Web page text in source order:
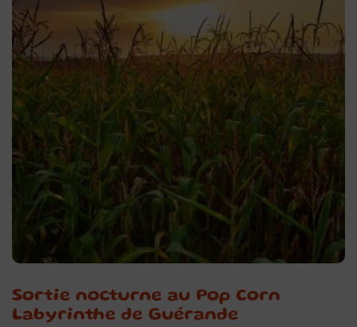
Sortie nocturne au Pop Corn
Labyrinthe de Guérande